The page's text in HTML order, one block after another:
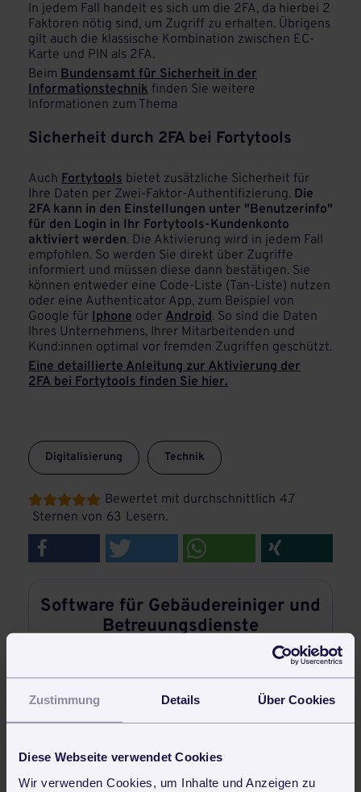
Zustimmung Details Über Cookies
Diese Webseite verwendet Cookies
Wir verwenden Cookies, um Inhalte und Anzeigen zu
In jedem Fall handelt es sich um die 2FA, da hierbei 2
Faktoren nötig sind, um Zugriff zu erhalten. Übrigens
gilt auch die klassische Kombination zwischen EC-
Karte und PIN als 2FA.
Beim Bundensamt für Sicherheit in der
Informationstechnik finden Sie weitere
Informationen zum Thema
Sicherheit durch 2FA bei Fortytools
Auch Fortytools bietet zusätzliche Sicherheit für
Ihre Daten per Zwei-Faktor-Authentifizierung. Die
2FA kann in den Einstellungen unter "Benutzerinfo"
für den Login in Ihr Fortytools-Kundenkonto
aktiviert werden. Die Aktivierung wird in jedem Fall
empfohlen. So werden Sie direkt über Zugriffe
informiert und müssen diese dann bestätigen. Sie
können entweder eine Code-Liste (Tan-Liste) nutzen
oder eine Authenticator App, zum Beispiel von
Google für Iphone oder Android. So sind die Daten
Ihres Unternehmens, Ihrer Mitarbeitenden und
Kund:innen optimal vor fremden Zugriffen geschützt.
Eine detaillierte Anleitung zur Aktivierung der
2FA bei Fortytools finden Sie hier.
Digitalisierung Technik
 Bewertet mit durchschnittlich 4.7
Sternen von 63 Lesern.
Software für Gebäudereiniger und
Betreuungsdienste